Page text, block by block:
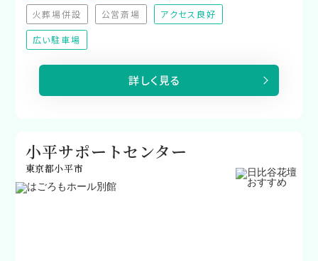
火葬場併設
（非対応）
公営斎場
（非対応）
アクセス良好
広い駐車場
詳しく見る
小平サポートセンター
東京都小平市